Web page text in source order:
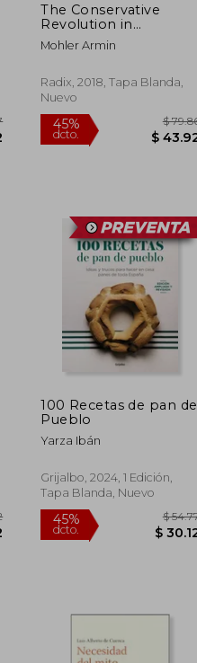
$ 53.67
$ 29.52
The Conservative
Revolution in
Germany, 1918-1932
(en Inglés)
Mohler Armin
Radix, 2018, Tapa Blanda,
Nuevo
100 Recetas de pan de
Pueblo
Yarza Ibán
Grijalbo, 2024, 1 Edición,
Tapa Blanda, Nuevo